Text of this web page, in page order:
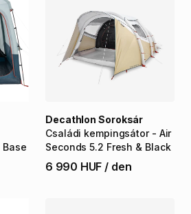
Base
Családi kempingsátor - Air
Seconds 5.2 Fresh & Black
Decathlon Soroksár
6 990 HUF / den